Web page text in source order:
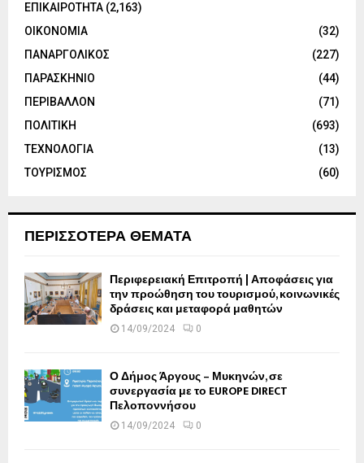
ΕΠΙΚΑΙΡΟΤΗΤΑ (2,163)
ΟΙΚΟΝΟΜΙΑ
(32)
ΠΑΝΑΡΓΟΛΙΚΟΣ
(227)
ΠΑΡΑΣΚΗΝΙΟ
(44)
ΠΕΡΙΒΑΛΛΟΝ
(71)
ΠΟΛΙΤΙΚΗ
(693)
ΤΕΧΝΟΛΟΓΙΑ
(13)
ΤΟΥΡΙΣΜΟΣ
(60)
ΠΕΡΙΣΣΟΤΕΡΑ ΘΕΜΑΤΑ
Περιφερειακή Επιτροπή | Αποφάσεις για
την προώθηση του τουρισμού, κοινωνικές
δράσεις και μεταφορά μαθητών
14/09/2024 0
Ο Δήμος Άργους – Μυκηνών, σε
συνεργασία με το EUROPE DIRECT
Πελοποννήσου
14/09/2024 0